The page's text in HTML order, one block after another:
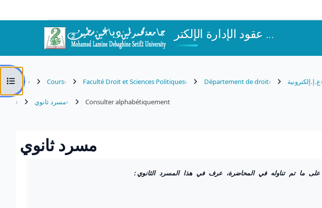
عقود الإدارة الإلكتر ...
Ouvrir l’index du cours
Cours Faculté Droit et Sciences Politiques Département de droit ع.إ.إلكترونية
مسرد ثانوي Consulter alphabétiquement
مسرد ثانوي
على ما تم تناوله في المحاضرة، عرف في هذا المسرد الثانوي: